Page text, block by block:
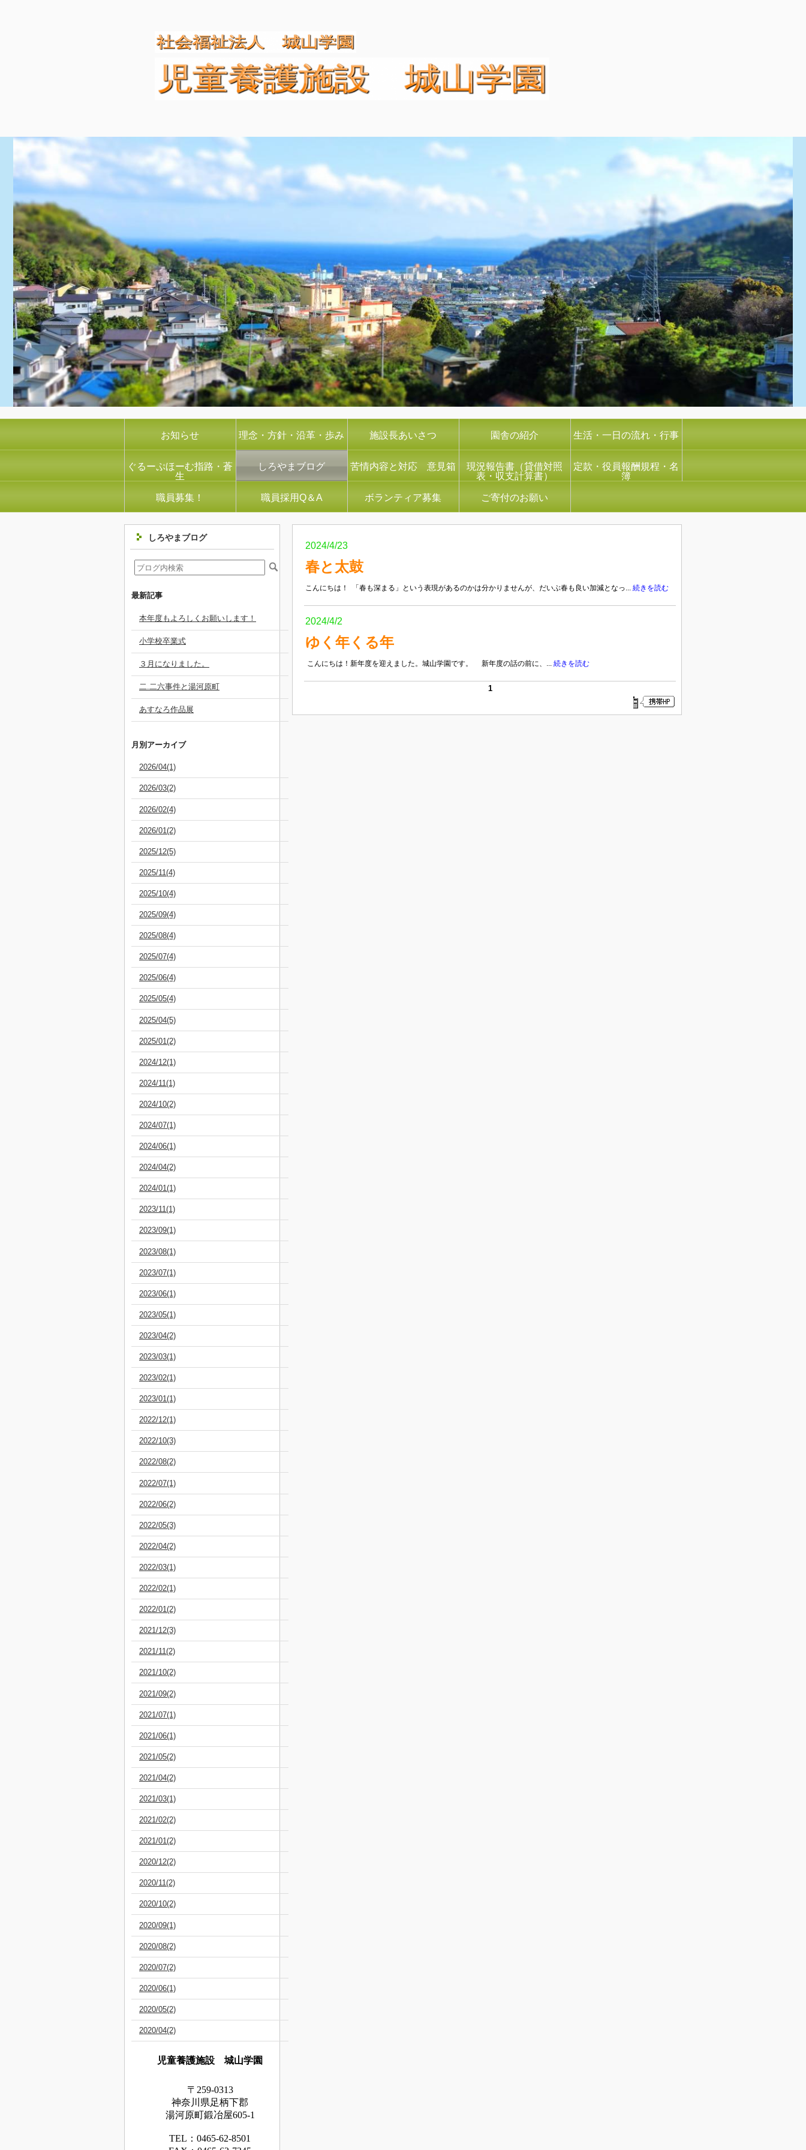
お知らせ 理念・方針・沿革・歩み 施設長あいさつ 園舎の紹介 生活・一日の流れ・行事
ぐるーぷほーむ指路・蒼
生
しろやまブログ 苦情内容と対応 意見箱
現況報告書（貸借対照
表・収支計算書）
定款・役員報酬規程・名
簿
職員募集！ 職員採用Q＆A ボランティア募集 ご寄付のお願い
しろやまブログ
最新記事
本年度もよろしくお願いします！
小学校卒業式
３月になりました。
二.二六事件と湯河原町
あすなろ作品展
月別アーカイブ
2026/04(1)
2026/03(2)
2026/02(4)
2026/01(2)
2025/12(5)
2025/11(4)
2025/10(4)
2025/09(4)
2025/08(4)
2025/07(4)
2025/06(4)
2025/05(4)
2025/04(5)
2025/01(2)
2024/12(1)
2024/11(1)
2024/10(2)
2024/07(1)
2024/06(1)
2024/04(2)
2024/01(1)
2023/11(1)
2023/09(1)
2023/08(1)
2023/07(1)
2023/06(1)
2023/05(1)
2023/04(2)
2023/03(1)
2023/02(1)
2023/01(1)
2022/12(1)
2022/10(3)
2022/08(2)
2022/07(1)
2022/06(2)
2022/05(3)
2022/04(2)
2022/03(1)
2022/02(1)
2022/01(2)
2021/12(3)
2021/11(2)
2021/10(2)
2021/09(2)
2021/07(1)
2021/06(1)
2021/05(2)
2021/04(2)
2021/03(1)
2021/02(2)
2021/01(2)
2020/12(2)
2020/11(2)
2020/10(2)
2020/09(1)
2020/08(2)
2020/07(2)
2020/06(1)
2020/05(2)
2020/04(2)
児童養護施設 城山学園
〒259-0313
神奈川県足柄下郡
湯河原町鍛冶屋605-1
TEL：0465‐62‐8501
2024/4/23
春と太鼓
こんにちは！ 「春も深まる」という表現があるのかは分かりませんが、だいぶ春も良い加減となっ... 続きを読む
2024/4/2
ゆく年くる年
こんにちは！新年度を迎えました。城山学園です。 新年度の話の前に、... 続きを読む
1